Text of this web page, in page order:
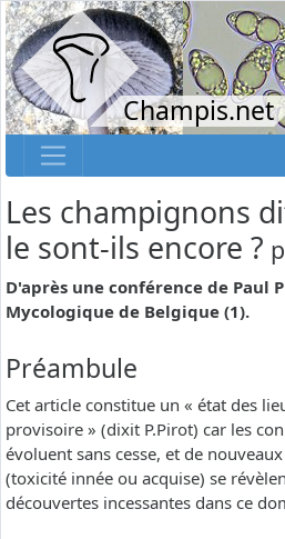
Champis.net
Les champignons
le sont-ils encore ?
D'après une conférence de Paul
Mycologique de Belgique (1).
Préambule
Cet article constitue un « état des
provisoire » (dixit P.Pirot) car les
évoluent sans cesse, et de
(toxicité innée ou acquise) se
découvertes incessantes dans ce